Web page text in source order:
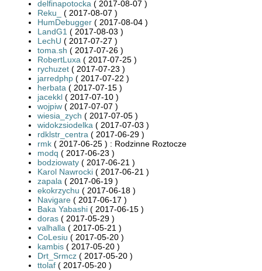
delfinapotocka ( 2017-08-07 )
Reku_
( 2017-08-07 )
HumDebugger ( 2017-08-04 )
LandG1 ( 2017-08-03 )
LechU ( 2017-07-27 )
toma.sh ( 2017-07-26 )
RobertLuxa ( 2017-07-25 )
rychuzet ( 2017-07-23 )
jarredphp ( 2017-07-22 )
herbata ( 2017-07-15 )
jacekkl ( 2017-07-10 )
wojpiw ( 2017-07-07 )
wiesia_zych ( 2017-07-05 )
widokzsiodelka ( 2017-07-03 )
rdklstr_centra ( 2017-06-29 )
rmk ( 2017-06-25 ) : Rodzinne Roztocze
modq ( 2017-06-23 )
bodziowaty ( 2017-06-21 )
Karol Nawrocki ( 2017-06-21 )
zapala ( 2017-06-19 )
ekokrzychu ( 2017-06-18 )
Navigare ( 2017-06-17 )
Baka Yabashi ( 2017-06-15 )
doras ( 2017-05-29 )
valhalla ( 2017-05-21 )
CoLesiu ( 2017-05-20 )
kambis ( 2017-05-20 )
Drt_Srmcz ( 2017-05-20 )
ttolaf ( 2017-05-20 )